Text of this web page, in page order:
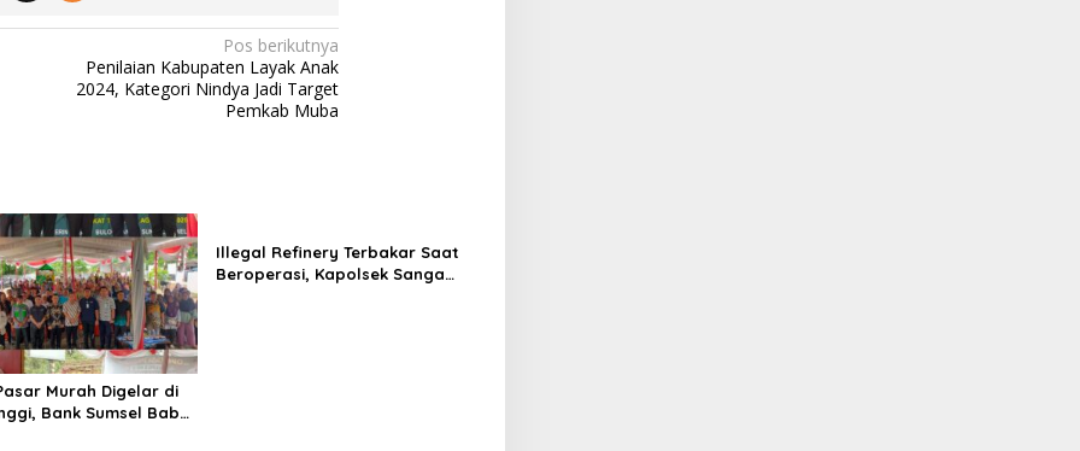
Pos berikutnya
Penilaian Kabupaten Layak Anak
2024, Kategori Nindya Jadi Target
Pemkab Muba
Murah Digelar di
Bank Sumsel Babel
Illegal Refinery Terbakar Saat
Beroperasi, Kapolsek Sanga